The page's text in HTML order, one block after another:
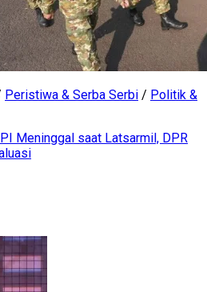
Peristiwa & Serba Serbi / Politik &
Meninggal saat Latsarmil, DPR